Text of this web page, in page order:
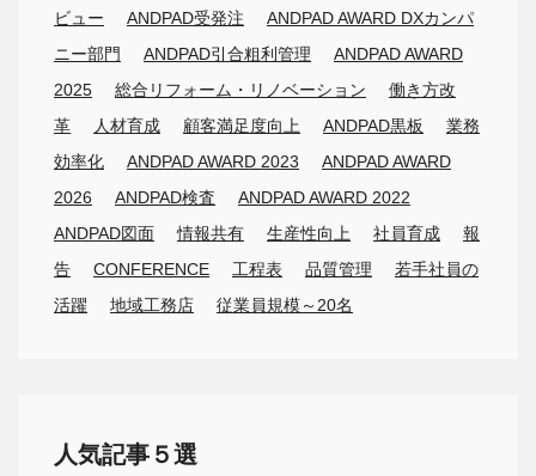
ビュー
ANDPAD受発注
ANDPAD AWARD DXカンパ
ニー部門
ANDPAD引合粗利管理
ANDPAD AWARD
2025
総合リフォーム・リノベーション
働き方改
革
人材育成 顧客満足度向上 ANDPAD黒板
業務
効率化
ANDPAD AWARD 2023
ANDPAD AWARD
2026
ANDPAD検査
ANDPAD AWARD 2022
ANDPAD図面
情報共有 生産性向上 社員育成
報
告
CONFERENCE 工程表 品質管理
若手社員の
活躍
地域工務店 従業員規模～20名
人気記事５選